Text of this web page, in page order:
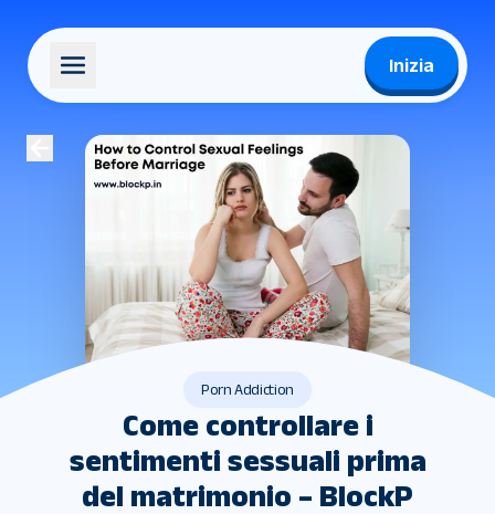
Inizia
Porn Addiction
Come controllare i
sentimenti sessuali prima
del matrimonio – BlockP